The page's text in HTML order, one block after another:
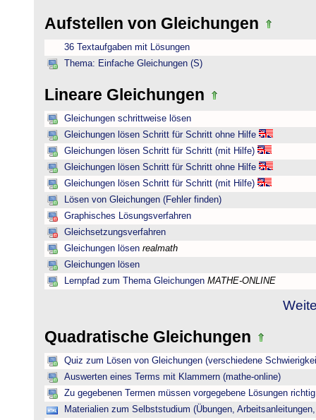
Aufstellen von Gleichungen
36 Textaufgaben mit Lösungen
Thema: Einfache Gleichungen (S)
Lineare Gleichungen
Gleichungen schrittweise lösen
Gleichungen lösen Schritt für Schritt ohne Hilfe
Gleichungen lösen Schritt für Schritt (mit Hilfe)
Gleichungen lösen Schritt für Schritt ohne Hilfe
Gleichungen lösen Schritt für Schritt (mit Hilfe)
Lösen von Gleichungen (Fehler finden)
Graphisches Lösungsverfahren
Gleichsetzungsverfahren
Gleichungen lösen realmath
Gleichungen lösen
Lernpfad zum Thema Gleichungen MATHE-ONLINE
Quadratische Gleichungen
Quiz zum Lösen von Gleichungen (verschiedene
Auswerten eines Terms mit Klammern (mathe-online)
Zu gegebenen Termen müssen vorgegebene Lösungen
Materialien zum Selbststudium (Übungen,